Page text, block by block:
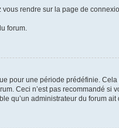
rendre sur la page de
forum.
pour une période prédéfinie.
Ceci n’est pas recommandé si
qu’un administrateur du forum ait